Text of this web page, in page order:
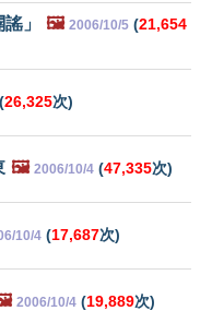
」 🖼️ 2006/10/5 (21,654
(26,325次)
🖼️ 2006/10/4 (47,335次)
10/4 (17,687次)
2006/10/4 (19,889次)